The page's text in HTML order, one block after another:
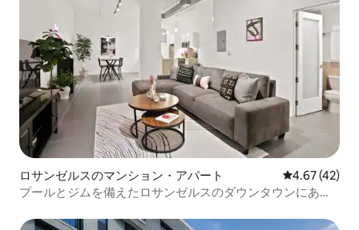
ロサンゼルスのマンション・アパート レビュー42
4.67 (42)
プールとジムを備えたロサンゼルスのダウンタウンにある